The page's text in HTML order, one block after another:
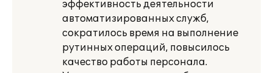
эффективность деятельности
автоматизированных служб,
сократилось время на выполнение
рутинных операций, повысилось
качество работы персонала.